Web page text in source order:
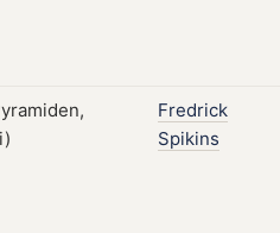
Fredrick
Spikins